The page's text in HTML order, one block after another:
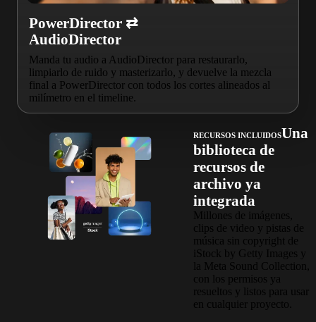
PowerDirector ⇄
AudioDirector
Manda tu audio a AudioDirector para restaurarlo,
limpiarlo de ruido y masterizarlo, y devuelve la mezcla
final a PowerDirector con todos los cortes alineados al
milímetro en el timeline.
RECURSOS INCLUIDOSUna
biblioteca de
recursos de
archivo ya
integrada
Millones de imágenes,
clips de video y pistas de
música sin copyright de
iStock by Getty Images y
la Meta Sound Collection,
con los permisos ya
resueltos y listos para usar
en cualquier proyecto.